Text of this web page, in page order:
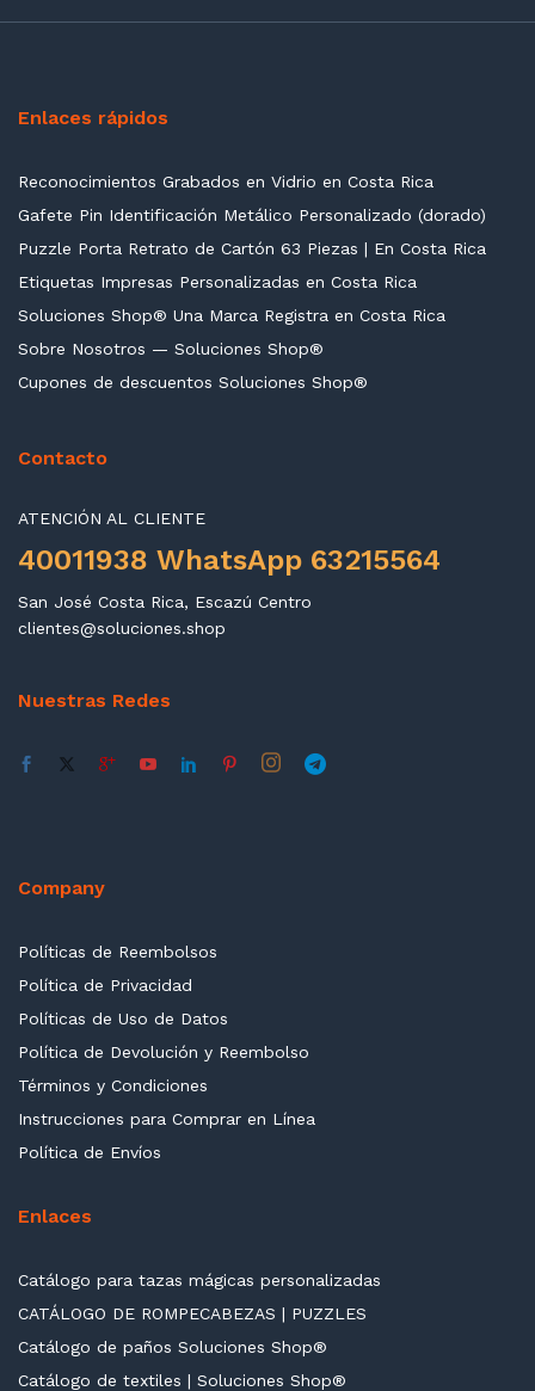
Enlaces rápidos
Reconocimientos Grabados en Vidrio en Costa Rica
Gafete Pin Identificación Metálico Personalizado (dorado)
Puzzle Porta Retrato de Cartón 63 Piezas | En Costa Rica
Etiquetas Impresas Personalizadas en Costa Rica
Soluciones Shop® Una Marca Registra en Costa Rica
Sobre Nosotros — Soluciones Shop®
Cupones de descuentos Soluciones Shop®
Contacto
ATENCIÓN AL CLIENTE
40011938 WhatsApp 63215564
San José Costa Rica, Escazú Centro
clientes@soluciones.shop
Nuestras Redes
Company
Políticas de Reembolsos
Política de Privacidad
Políticas de Uso de Datos
Política de Devolución y Reembolso
Términos y Condiciones
Instrucciones para Comprar en Línea
Política de Envíos
Enlaces
Catálogo para tazas mágicas personalizadas
CATÁLOGO DE ROMPECABEZAS | PUZZLES
Catálogo de paños Soluciones Shop®
Catálogo de textiles | Soluciones Shop®